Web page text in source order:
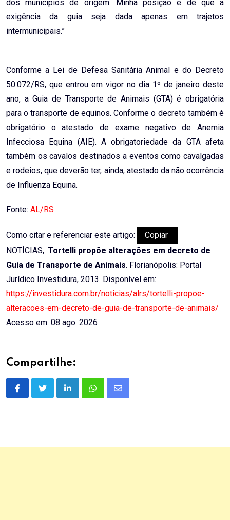
dos municípios de origem. Minha posição é de que a
exigência da guia seja dada apenas em trajetos
intermunicipais.”
Conforme a Lei de Defesa Sanitária Animal e do Decreto
50.072/RS, que entrou em vigor no dia 1º de janeiro deste
ano, a Guia de Transporte de Animais (GTA) é obrigatória
para o transporte de equinos. Conforme o decreto também é
obrigatório o atestado de exame negativo de Anemia
Infecciosa Equina (AIE). A obrigatoriedade da GTA afeta
também os cavalos destinados a eventos como cavalgadas
e rodeios, que deverão ter, ainda, atestado da não ocorrência
de Influenza Equina.
Fonte: AL/RS
Como citar e referenciar este artigo:
Copiar
NOTÍCIAS,. Tortelli propõe alterações em decreto de
Guia de Transporte de Animais. Florianópolis: Portal
Jurídico Investidura, 2013. Disponível em:
https://investidura.com.br/noticias/alrs/tortelli-propoe-
alteracoes-em-decreto-de-guia-de-transporte-de-animais/
Acesso em: 08 ago. 2026
Compartilhe:
LinkedInWhatsappShare